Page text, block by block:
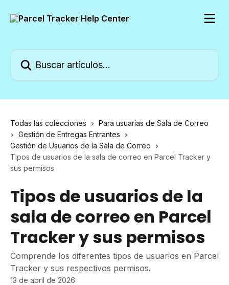
Todas las colecciones
Para usuarias de Sala de Correo
Gestión de Entregas Entrantes
Gestión de Usuarios de la Sala de Correo
Tipos de usuarios de la sala de correo en Parcel Tracker y
sus permisos
Tipos de usuarios de la
sala de correo en Parcel
Tracker y sus permisos
Comprende los diferentes tipos de usuarios en Parcel
Tracker y sus respectivos permisos.
13 de abril de 2026